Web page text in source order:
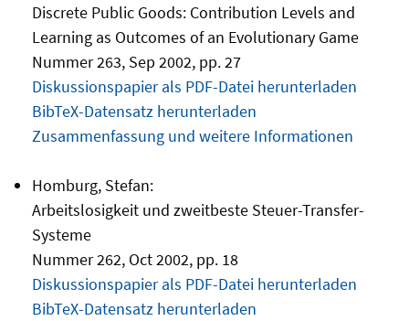
Discrete Public Goods: Contribution Levels and
Learning as Outcomes of an Evolutionary Game
Nummer 263, Sep 2002, pp. 27
Diskussionspapier als PDF-Datei herunterladen
BibTeX-Datensatz herunterladen
Zusammenfassung und weitere Informationen
Homburg, Stefan:
Arbeitslosigkeit und zweitbeste Steuer-Transfer-
Systeme
Nummer 262, Oct 2002, pp. 18
Diskussionspapier als PDF-Datei herunterladen
BibTeX-Datensatz herunterladen